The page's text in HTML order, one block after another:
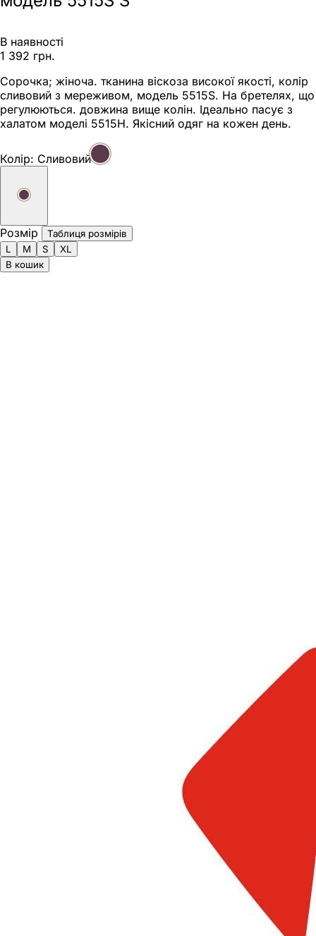
В наявності
1 392 грн.
Сорочка; жіноча. тканина віскоза високої якості, колір
сливовий з мереживом, модель 5515S. На бретелях, що
регулюються. довжина вище колін. Ідеально пасує з
халатом моделі 5515Н. Якісний одяг на кожен день.
Колір: Сливовий
Розмір
Таблиця розмірів
L
M S
XL
В кошик